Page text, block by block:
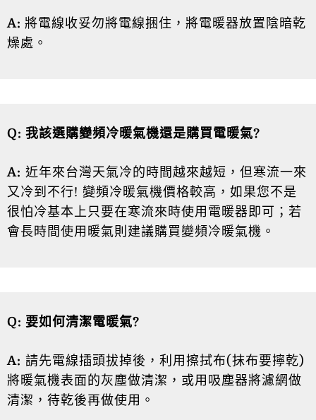
A: 將電線收妥勿將電線捆住，將電暖器放置陰暗乾
燥處。
Q: 我該選購變頻冷暖氣機還是購買電暖氣?
A: 近年來台灣天氣冷的時間越來越短，但寒流一來
又冷到不行! 變頻冷暖氣機價格較高，如果您不是
很怕冷基本上只要在寒流來時使用電暖器即可；若
會長時間使用暖氣則建議購買變頻冷暖氣機。
Q: 要如何清潔電暖氣?
A: 請先電線插頭拔掉後，利用擦拭布(抹布要擰乾)
將暖氣機表面的灰塵做清潔，或用吸塵器將濾網做
清潔，待乾後再做使用。